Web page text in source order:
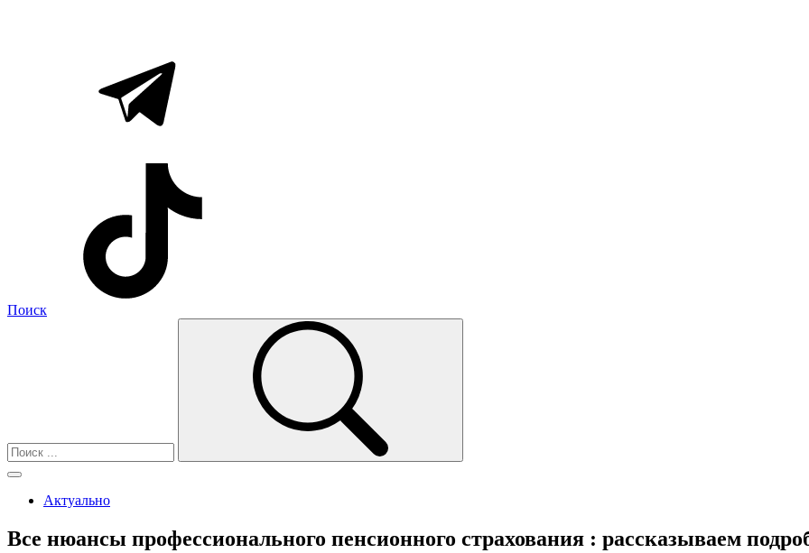
Поиск
Актуально
Все нюансы профессионального пенсионного страхования : рассказываем